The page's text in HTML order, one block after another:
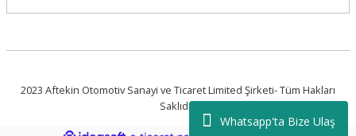
Whatsapp'ta Bize Ulaş
2023 Aftekin Otomotiv Sanayi ve Ticaret Limited Şirketi- Tüm Hakları
Saklıdır.